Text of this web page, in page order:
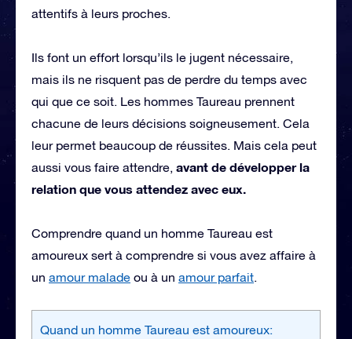
attentifs à leurs proches.
Ils font un effort lorsqu’ils le jugent nécessaire,
mais ils ne risquent pas de perdre du temps avec
qui que ce soit. Les hommes Taureau prennent
chacune de leurs décisions soigneusement. Cela
leur permet beaucoup de réussites. Mais cela peut
aussi vous faire attendre, avant de développer la
relation que vous attendez avec eux.
Comprendre quand un homme Taureau est
amoureux sert à comprendre si vous avez affaire à
un amour malade ou à un amour parfait.
Quand un homme Taureau est amoureux: